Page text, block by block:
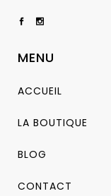
MENU
ACCUEIL
LA BOUTIQUE
BLOG
CONTACT